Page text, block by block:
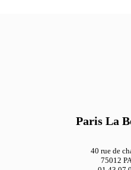
Paris La
40 rue de
75012